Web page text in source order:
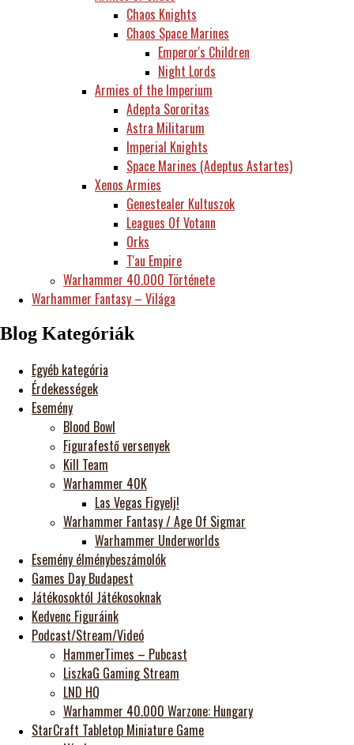
Chaos Knights
Chaos Space Marines
Emperor's Children
Night Lords
Armies of the Imperium
Adepta Sororitas
Astra Militarum
Imperial Knights
Space Marines (Adeptus Astartes)
Xenos Armies
Genestealer Kultuszok
Leagues Of Votann
Orks
T'au Empire
Warhammer 40.000 Története
Warhammer Fantasy – Világa
Blog Kategóriák
Egyéb kategória
Érdekességek
Esemény
Blood Bowl
Figurafestő versenyek
Kill Team
Warhammer 40K
Las Vegas Figyelj!
Warhammer Fantasy / Age Of Sigmar
Warhammer Underworlds
Esemény élménybeszámolók
Games Day Budapest
Játékosoktól Játékosoknak
Kedvenc Figuráink
Podcast/Stream/Videó
HammerTimes – Pubcast
LiszkaG Gaming Stream
LND HQ
Warhammer 40.000 Warzone: Hungary
StarCraft Tabletop Miniature Game